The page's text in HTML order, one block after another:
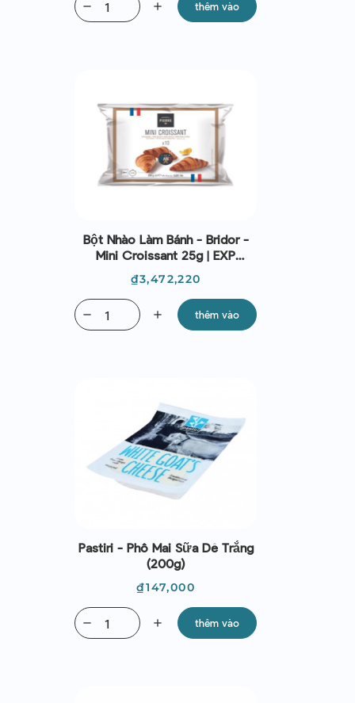
add
remove thêm vào
Bột Nhào Làm Bánh - Bridor -
Mini Croissant 25g | EXP
13/10/2026
Giá
₫3,472,220
add
remove thêm vào
Pastiri - Phô Mai Sữa Dê Trắng
(200g)
Giá
₫147,000
add
remove thêm vào